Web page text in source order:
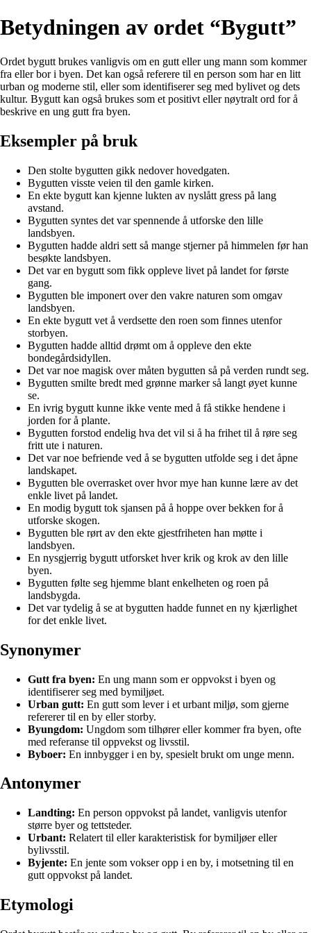
Betydningen av ordet “Bygutt”
Ordet bygutt brukes vanligvis om en gutt eller ung mann som kommer
fra eller bor i byen. Det kan også referere til en person som har en litt
urban og moderne stil, eller som identifiserer seg med bylivet og dets
kultur. Bygutt kan også brukes som et positivt eller nøytralt ord for å
beskrive en ung gutt fra byen.
Eksempler på bruk
Den stolte bygutten gikk nedover hovedgaten.
Bygutten visste veien til den gamle kirken.
En ekte bygutt kan kjenne lukten av nyslått gress på lang
avstand.
Bygutten syntes det var spennende å utforske den lille
landsbyen.
Bygutten hadde aldri sett så mange stjerner på himmelen før han
besøkte landsbyen.
Det var en bygutt som fikk oppleve livet på landet for første
gang.
Bygutten ble imponert over den vakre naturen som omgav
landsbyen.
En ekte bygutt vet å verdsette den roen som finnes utenfor
storbyen.
Bygutten hadde alltid drømt om å oppleve den ekte
bondegårdsidyllen.
Det var noe magisk over måten bygutten så på verden rundt seg.
Bygutten smilte bredt med grønne marker så langt øyet kunne
se.
En ivrig bygutt kunne ikke vente med å få stikke hendene i
jorden for å plante.
Bygutten forstod endelig hva det vil si å ha frihet til å røre seg
fritt ute i naturen.
Det var noe befriende ved å se bygutten utfolde seg i det åpne
landskapet.
Bygutten ble overrasket over hvor mye han kunne lære av det
enkle livet på landet.
En modig bygutt tok sjansen på å hoppe over bekken for å
utforske skogen.
Bygutten ble rørt av den ekte gjestfriheten han møtte i
landsbyen.
En nysgjerrig bygutt utforsket hver krik og krok av den lille
byen.
Bygutten følte seg hjemme blant enkelheten og roen på
landsbygda.
Det var tydelig å se at bygutten hadde funnet en ny kjærlighet
for det enkle livet.
Synonymer
Gutt fra byen: En ung mann som er oppvokst i byen og
identifiserer seg med bymiljøet.
Urban gutt: En gutt som lever i et urbant miljø, som gjerne
refererer til en by eller storby.
Byungdom: Ungdom som tilhører eller kommer fra byen, ofte
med referanse til oppvekst og livsstil.
Byboer: En innbygger i en by, spesielt brukt om unge menn.
Antonymer
Landting: En person oppvokst på landet, vanligvis utenfor
større byer og tettsteder.
Urbant: Relatert til eller karakteristisk for bymiljøer eller
bylivsstil.
Byjente: En jente som vokser opp i en by, i motsetning til en
gutt oppvokst på landet.
Etymologi